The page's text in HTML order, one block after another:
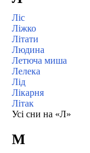
Ліс
Ліжко
Літати
Людина
Летюча миша
Лелека
Лід
Лікарня
Літак
Усі сни на «Л»
М